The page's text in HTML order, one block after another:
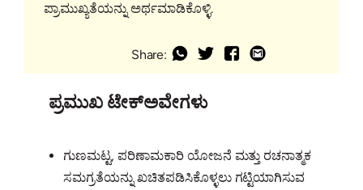
ಪ್ರಾಮುಖ್ಯತೆಯನ್ನು ಅರ್ಥಮಾಡಿಕೊಳ್ಳಿ.
Share:
ಪ್ರಮುಖ ಟೇಕ್ಅವೇಗಳು
ಗುಣಮಟ್ಟ, ಪರಿಣಾಮಕಾರಿ ಯೋಜನೆ ಮತ್ತು ರಚನಾತ್ಮಕ
ಸಮಗ್ರತೆಯನ್ನು ಖಚಿತಪಡಿಸಿಕೊಳ್ಳಲು ಗಟ್ಟಿಯಾಗಿಸುವ